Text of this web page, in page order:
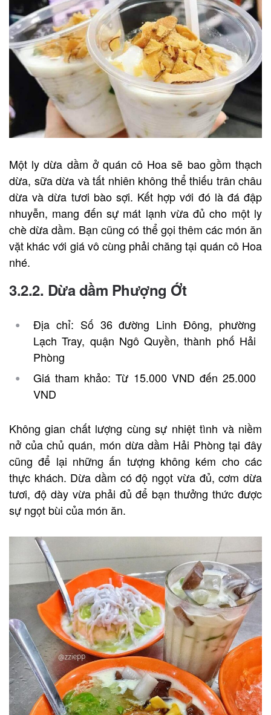
Một ly dừa dầm ở quán cô Hoa sẽ bao gồm thạch
dừa, sữa dừa và tất nhiên không thể thiếu trân châu
dừa và dừa tươi bào sợi. Kết hợp với đó là đá đập
nhuyễn, mang đến sự mát lạnh vừa đủ cho một ly
chè dừa dầm. Bạn cũng có thể gọi thêm các món ăn
vặt khác với giá vô cùng phải chăng tại quán cô Hoa
nhé.
3.2.2. Dừa dầm Phượng Ớt
Địa chỉ: Số 36 đường Linh Đông, phường
Lạch Tray, quận Ngô Quyền, thành phố Hải
Phòng
Giá tham khảo: Từ 15.000 VND đến 25.000
VND
Không gian chất lượng cùng sự nhiệt tình và niềm
nở của chủ quán, món dừa dầm Hải Phòng tại đây
cũng để lại những ấn tượng không kém cho các
thực khách. Dừa dầm có độ ngọt vừa đủ, cơm dừa
tươi, độ dày vừa phải đủ để bạn thưởng thức được
sự ngọt bùi của món ăn.